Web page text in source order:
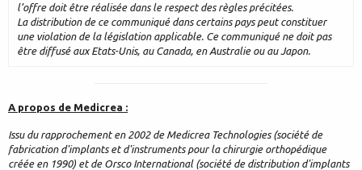
l’offre doit être réalisée dans le respect des règles précitées.
La distribution de ce communiqué dans certains pays peut constituer
une violation de la législation applicable. Ce communiqué ne doit pas
être diffusé aux Etats-Unis, au Canada, en Australie ou au Japon.
A propos de Medicrea :
Issu du rapprochement en 2002 de Medicrea Technologies (société de
fabrication d'implants et d'instruments pour la chirurgie orthopédique
créée en 1990) et de Orsco International (société de distribution d'implants